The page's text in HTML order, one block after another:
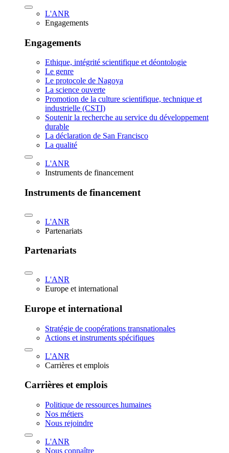
L'ANR
Engagements
Engagements
Ethique, intégrité scientifique et déontologie
Le genre
Le protocole de Nagoya
La science ouverte
Promotion de la culture scientifique, technique et
industrielle (CSTI)
Soutenir la recherche au service du développement
durable
La déclaration de San Francisco
La qualité
L'ANR
Instruments de financement
Instruments de financement
L'ANR
Partenariats
Partenariats
L'ANR
Europe et international
Europe et international
Stratégie de coopérations transnationales
Actions et instruments spécifiques
L'ANR
Carrières et emplois
Carrières et emplois
Politique de ressources humaines
Nos métiers
Nous rejoindre
L'ANR
Nous connaître